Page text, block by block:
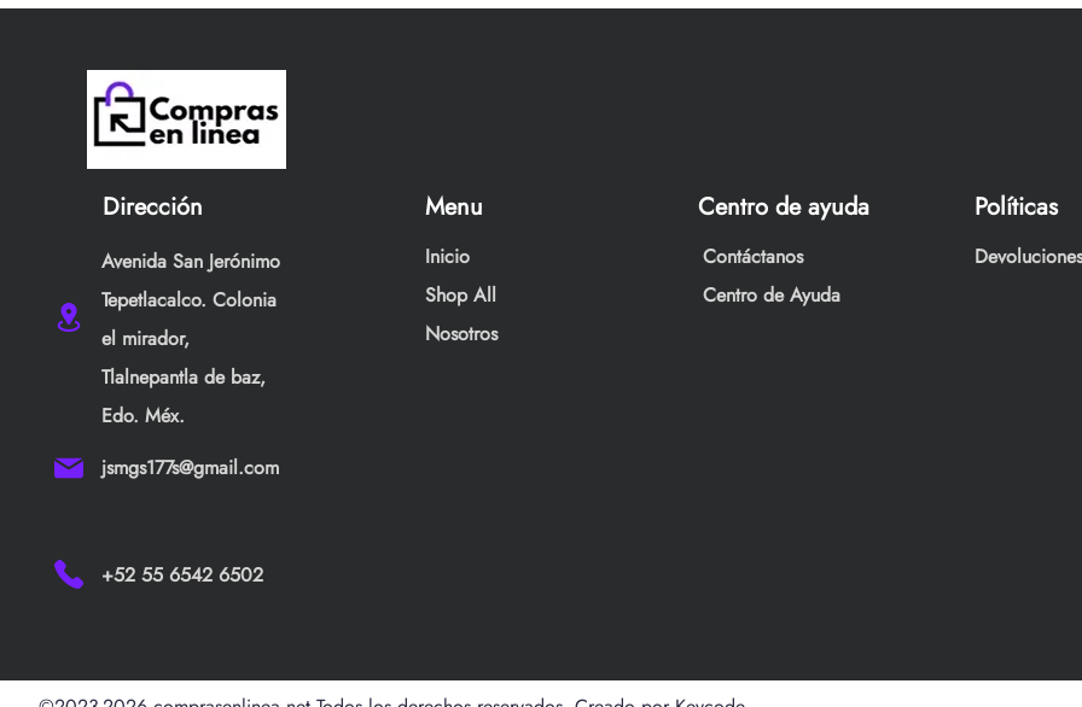
Dirección
Avenida San Jerónimo
Tepetlacalco. Colonia
el mirador,
Tlalnepantla de baz,
Edo. Méx.
jsmgs177s@gmail.com
+52 55 6542 6502
Menu
Inicio
Shop All
Nosotros
Centro de ayuda
Contáctanos
Centro de Ayuda
Políticas